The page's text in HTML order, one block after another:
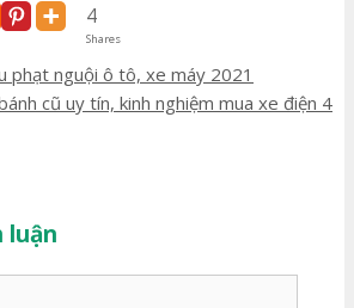
4
Shares
phạt nguội ô tô, xe máy 2021
cũ uy tín, kinh nghiệm mua xe điện 4
luận